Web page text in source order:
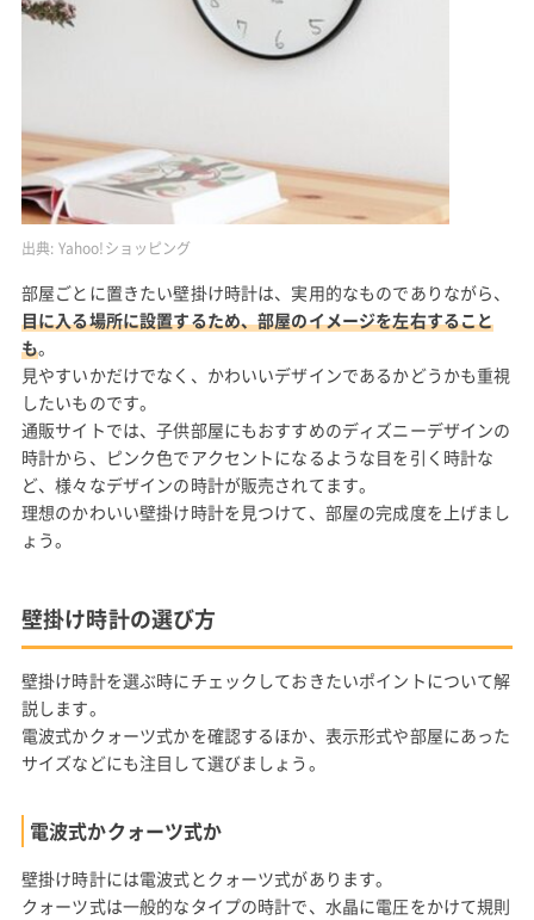
出典: Yahoo!ショッピング
部屋ごとに置きたい壁掛け時計は、実用的なものでありながら、
目に入る場所に設置するため、部屋のイメージを左右すること
も。
見やすいかだけでなく、かわいいデザインであるかどうかも重視
したいものです。
通販サイトでは、子供部屋にもおすすめのディズニーデザインの
時計から、ピンク色でアクセントになるような目を引く時計な
ど、様々なデザインの時計が販売されてます。
理想のかわいい壁掛け時計を見つけて、部屋の完成度を上げまし
ょう。
壁掛け時計の選び方
壁掛け時計を選ぶ時にチェックしておきたいポイントについて解
説します。
電波式かクォーツ式かを確認するほか、表示形式や部屋にあった
サイズなどにも注目して選びましょう。
電波式かクォーツ式か
壁掛け時計には電波式とクォーツ式があります。
クォーツ式は一般的なタイプの時計で、水晶に電圧をかけて規則